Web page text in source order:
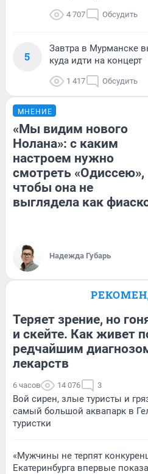
4 707 Обсудить
5
Завтра в Мурманске
куда идти на концерт
1 417 Обсудить
МНЕНИЕ
«Мы видим нового
Нолана»: с каким
настроем нужно
смотреть «Одиссею»,
чтобы она не
выглядела как
Надежда Губарь
Теряет зрение, но
и скейте. Как живет
редчайшим
лекарств
6 часов 14 076 3
Вой сирен, злые туристы и
самый большой аквапарк в
туристки
«Мужчины не терпят
Екатеринбурга впервые